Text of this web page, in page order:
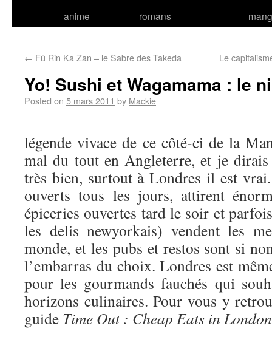
anime
romans
← Fû Rin Ka Zan – le Sabre des Takeda Le
Yo! Sushi et Wagamama : le
Posted on 5 mars 2011 by Mackie
légende vivace de ce côté-ci de la
mal du tout en Angleterre, et je dirais
très bien, surtout à Londres il est
ouverts tous les jours, attirent
épiceries ouvertes tard le soir et
les delis newyorkais) vendent les
monde, et les pubs et restos sont si
l’embarras du choix. Londres est
pour les gourmands fauchés qui
horizons culinaires. Pour vous y
guide Time Out : Cheap Eats in London